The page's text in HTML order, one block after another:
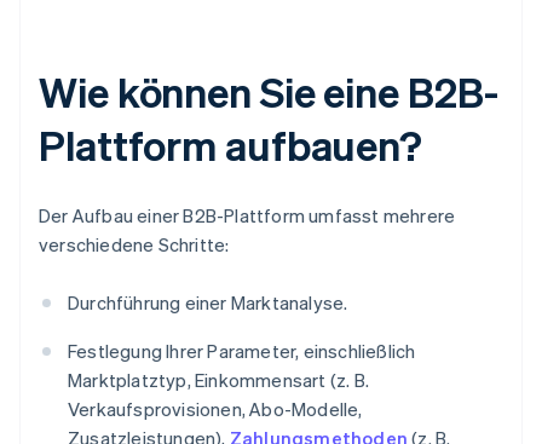
Wie können Sie eine B2B-
Plattform aufbauen?
Der Aufbau einer B2B-Plattform umfasst mehrere
verschiedene Schritte:
Durchführung einer Marktanalyse.
Festlegung Ihrer Parameter, einschließlich
Marktplatztyp, Einkommensart (z. B.
Verkaufsprovisionen, Abo-Modelle,
Zusatzleistungen), Zahlungsmethoden (z. B.